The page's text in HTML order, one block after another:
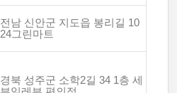
전남 신안군 지도읍 봉리길 10
24그린마트
경북 성주군 소학2길 34 1층 세